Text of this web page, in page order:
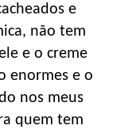
e
não tem
e o creme
enormes e o
nos meus
quem tem